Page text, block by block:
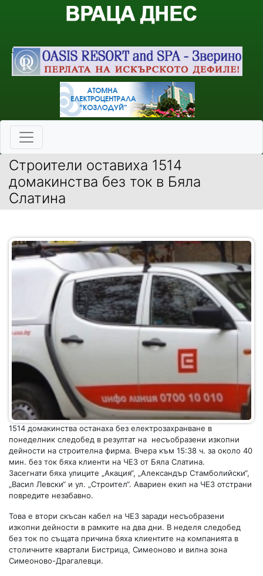
Строители оставиха 1514
домакинства без ток в Бяла
Слатина
1514 домакинства останаха без електрозахранване в
понеделник следобед в резултат на несъобразени изкопни
дейности на строителна фирма. Вчера към 15:38 ч. за около 40
мин. без ток бяха клиенти на ЧЕЗ от Бяла Слатина.
Засегнати бяха улиците „Акация“, „Александър Стамболийски“,
„Васил Левски“ и ул. „Строител“. Авариен екип на ЧЕЗ отстрани
повредите незабавно.
Това е втори скъсан кабел на ЧЕЗ заради несъобразени
изкопни дейности в рамките на два дни. В неделя следобед
без ток по същата причина бяха клиентите на компанията в
столичните квартали Бистрица, Симеоново и вилна зона
Симеоново-Драгалевци.